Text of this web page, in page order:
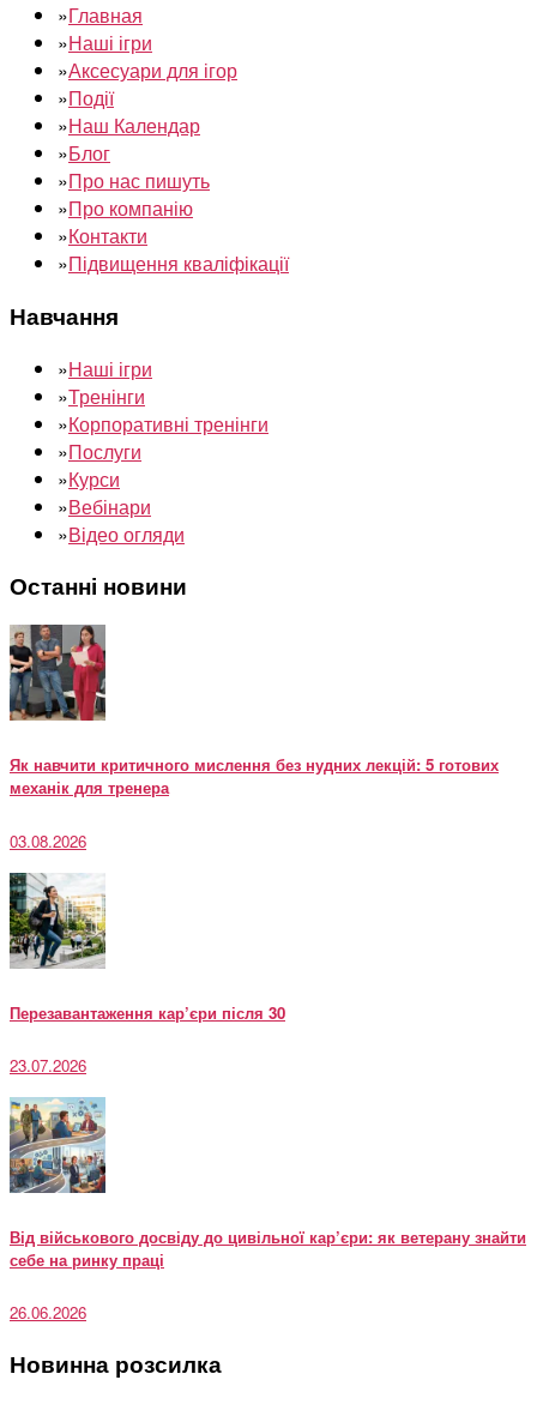
»Главная
»Наші ігри
»Аксесуари для ігор
»Події
»Наш Календар
»Блог
»Про нас пишуть
»Про компанію
»Контакти
»Підвищення кваліфікації
Навчання
»Наші ігри
»Тренінги
»Корпоративні тренінги
»Послуги
»Курси
»Вебінари
»Відео огляди
Останні новини
Як навчити критичного мислення без нудних лекцій: 5 готових
механік для тренера
03.08.2026
Перезавантаження кар’єри після 30
23.07.2026
Від військового досвіду до цивільної кар’єри: як ветерану знайти
себе на ринку праці
26.06.2026
Новинна розсилка